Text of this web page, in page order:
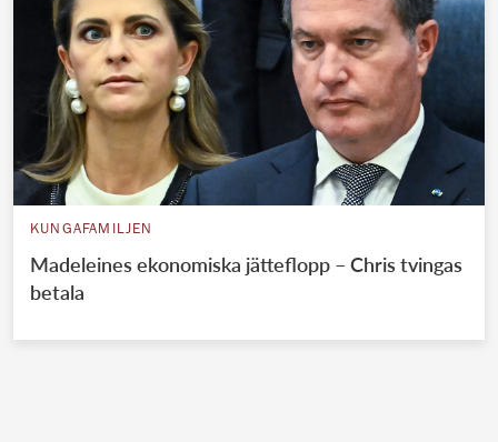
KUNGAFAMILJEN
Madeleines ekonomiska jätteflopp – Chris tvingas
betala